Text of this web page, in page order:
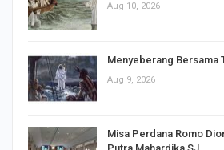
Aug 10, 2026
Menyeberang Bersama
Aug 9, 2026
Misa Perdana Romo